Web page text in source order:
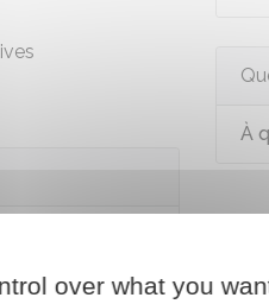
À
over what you